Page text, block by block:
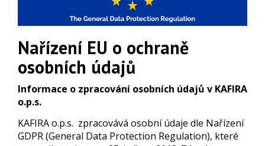
Nařízení EU o ochraně
osobních údajů
Informace o zpracování osobních údajů v KAFIRA
o.p.s.
KAFIRA o.p.s. zpracovává osobní údaje dle Nařízení
GDPR (General Data Protection Regulation), které